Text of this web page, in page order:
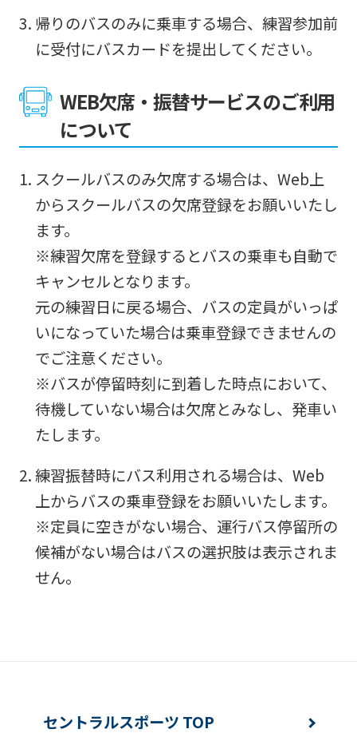
帰りのバスのみに乗車する場合、練習参加前
に受付にバスカードを提出してください。
WEB欠席・振替サービスのご利用
について
スクールバスのみ欠席する場合は、Web上
からスクールバスの欠席登録をお願いいたし
ます。
※練習欠席を登録するとバスの乗車も自動で
キャンセルとなります。
元の練習日に戻る場合、バスの定員がいっぱ
いになっていた場合は乗車登録できませんの
でご注意ください。
※バスが停留時刻に到着した時点において、
待機していない場合は欠席とみなし、発車い
たします。
練習振替時にバス利用される場合は、Web
上からバスの乗車登録をお願いいたします。
※定員に空きがない場合、運行バス停留所の
候補がない場合はバスの選択肢は表示されま
せん。
セントラルスポーツ TOP